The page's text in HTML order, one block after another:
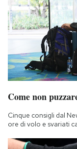
Come non
Cinque consigli dal
ore di volo e svariati